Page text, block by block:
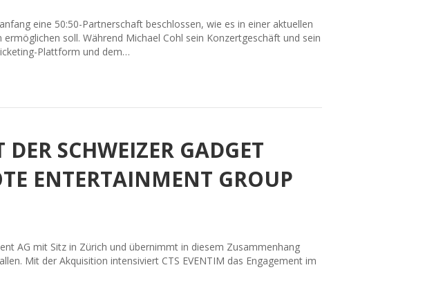
eine 50:50-Partnerschaft beschlossen, wie es in einer aktuellen
soll. Während Michael Cohl sein Konzertgeschäft und sein
Plattform und dem…
SCHWEIZER GADGET
ENTERTAINMENT GROUP
AG mit Sitz in Zürich und übernimmt in diesem Zusammenhang
Mit der Akquisition intensiviert CTS EVENTIM das Engagement im